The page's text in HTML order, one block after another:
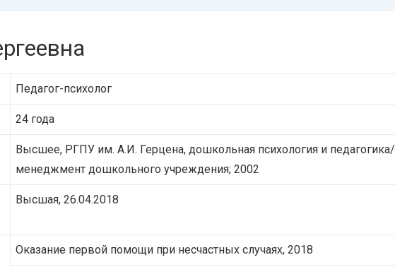
Педагог-психолог
24 года
Высшее, РГПУ им. А.И. Герцена, дошкольная психология и педагогика/
менеджмент дошкольного учреждения; 2002
Высшая, 26.04.2018
Оказание первой помощи при несчастных случаях, 2018